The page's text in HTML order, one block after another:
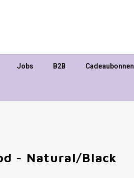
Jobs B2B Cadeaubonnen
- Natural/Black